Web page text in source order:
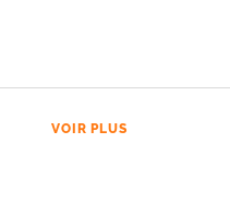
VOIR PLUS